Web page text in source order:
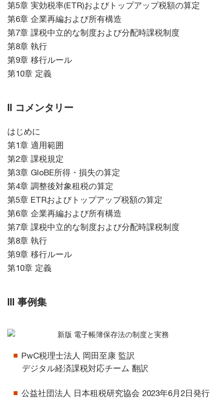
第5章 実効税率(ETR)およびトップアップ税額の算定
第6章 企業再編および所有構造
第7章 課税中立的な制度および分配時課税制度
第8章 執行
第9章 移行ルール
第10章 定義
II コメンタリー
はじめに
第1章 適用範囲
第2章 課税規定
第3章 GloBE所得・損失の算定
第4章 調整後対象租税の算定
第5章 ETRおよびトップアップ税額の算定
第6章 企業再編および所有構造
第7章 課税中立的な制度および分配時課税制度
第8章 執行
第9章 移行ルール
第10章 定義
III 事例集
PwC税理士法人 岡田至康 監訳
デジタル経済課税対応チーム 翻訳
公益社団法人 日本租税研究協会 2023年6月2日発行